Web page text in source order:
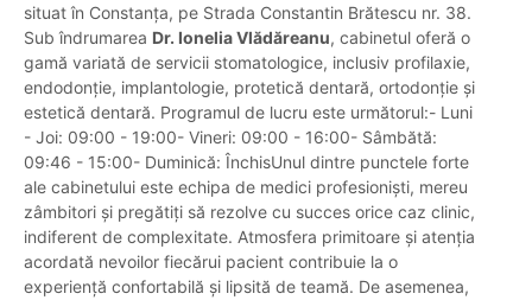
situat în Constanța, pe Strada Constantin Brătescu nr. 38.
Sub îndrumarea Dr. Ionelia Vlădăreanu, cabinetul oferă o
gamă variată de servicii stomatologice, inclusiv profilaxie,
endodonție, implantologie, protetică dentară, ortodonție și
estetică dentară. Programul de lucru este următorul:- Luni
- Joi: 09:00 - 19:00- Vineri: 09:00 - 16:00- Sâmbătă:
09:46 - 15:00- Duminică: ÎnchisUnul dintre punctele forte
ale cabinetului este echipa de medici profesioniști, mereu
zâmbitori și pregătiți să rezolve cu succes orice caz clinic,
indiferent de complexitate. Atmosfera primitoare și atenția
acordată nevoilor fiecărui pacient contribuie la o
experiență confortabilă și lipsită de teamă. De asemenea,